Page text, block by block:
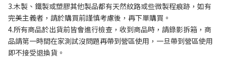
3.木製、鐵製或塑膠其他製品都有天然紋路或些微製程痕跡，如有
完美主義者，請於購買前謹慎考慮後，再下單購買。
4.所有商品於出貨前皆會進行檢查，收到商品時，請錄影拆箱，商
品請第一時間在家測試沒問題再帶到營區使用，一旦帶到營區使用
即不接受退換貨。